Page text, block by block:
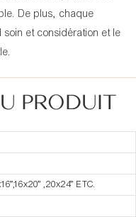
De plus, chaque
et considération et le
PRODUIT
,20x24” ETC.